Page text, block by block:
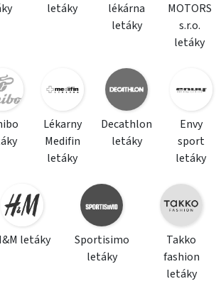
letáky
lékárna
letáky
MOTORS
s.r.o.
letáky
Lékarny
Medifin
letáky
Decathlon
letáky
Envy
sport
letáky
letáky
Sportisimo
letáky
Takko
fashion
letáky